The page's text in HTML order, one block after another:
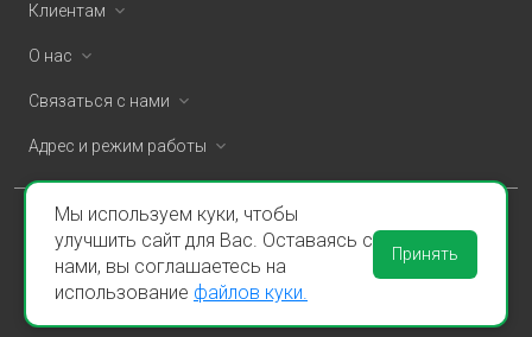
Клиентам
О нас
Связаться с нами
Адрес и режим работы
ООО «Спаклин» © 2026
Политика конфиденциальности и оферта
Пользовательское соглашение
Мы используем куки, чтобы
улучшить сайт для Вас. Оставаясь с
нами, вы соглашаетесь на
использование файлов куки.
Принять